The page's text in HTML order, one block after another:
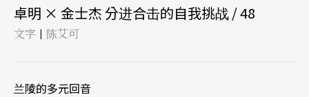
卓明 × 金士杰 分进合击的自我挑战 / 48
文字 | 陈艾可
兰陵的多元回音